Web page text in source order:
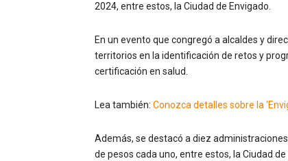
2024, entre estos, la Ciudad de Envigado.
En un evento que congregó a alcaldes y
territorios en la identificación de retos y
certificación en salud.
Lea también: Conozca detalles sobre la
Además, se destacó a diez
de pesos cada uno, entre estos, la Ciudad